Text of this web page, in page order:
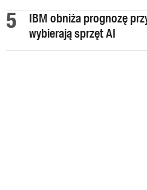
IBM obniża prognozę
wybierają sprzęt AI